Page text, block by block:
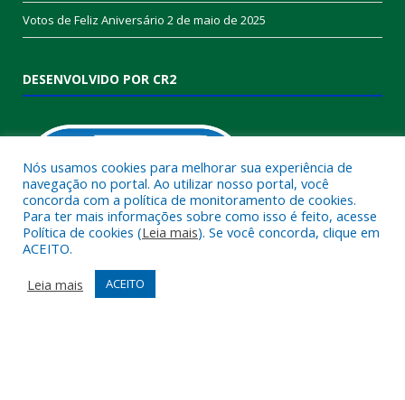
Votos de Feliz Aniversário 2 de maio de 2025
DESENVOLVIDO POR CR2
Muito mais que
Realizamos umaassessoria
contrato que todas as exigências das
Nós usamos cookies para melhorar sua experiência de
navegação no portal. Ao utilizar nosso portal, você
concorda com a política de monitoramento de cookies.
Para ter mais informações sobre como isso é feito, acesse
Política de cookies (Leia mais). Se você concorda, clique em
ACEITO.
Leia mais
ACEITO